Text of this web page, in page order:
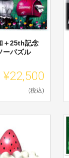
＋25th記念
ーパズル
¥22,500
(税込)